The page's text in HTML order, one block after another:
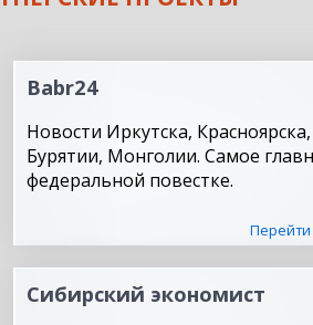
Babr24
Новости Иркутска, Красноярска,
Бурятии, Монголии. Самое
федеральной повестке.
Перейти
Сибирский экономист